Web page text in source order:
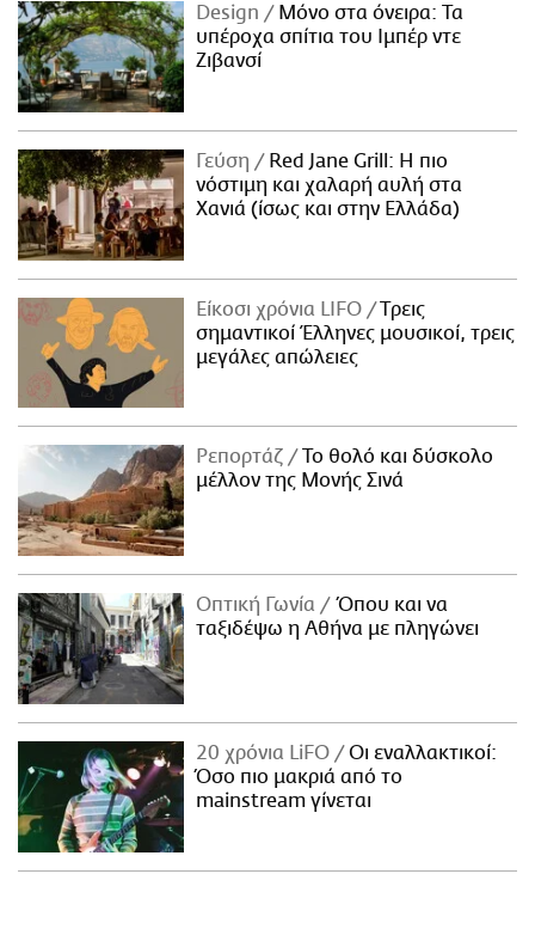
Design
Μόνο στα όνειρα: Τα
υπέροχα σπίτια του Ιμπέρ ντε
Ζιβανσί
Γεύση
Red Jane Grill: Η πιο
νόστιμη και χαλαρή αυλή στα
Χανιά (ίσως και στην Ελλάδα)
Είκοσι χρόνια LIFO
Tρεις
σημαντικοί Έλληνες μουσικοί, τρεις
μεγάλες απώλειες
Ρεπορτάζ
Το θολό και δύσκολο
μέλλον της Μονής Σινά
Οπτική Γωνία
Όπου και να
ταξιδέψω η Αθήνα με πληγώνει
20 χρόνια LiFO
Οι εναλλακτικοί:
Όσο πιο μακριά από το
mainstream γίνεται